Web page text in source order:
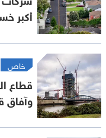
أكبر
خاص
قطاع
وآفاق